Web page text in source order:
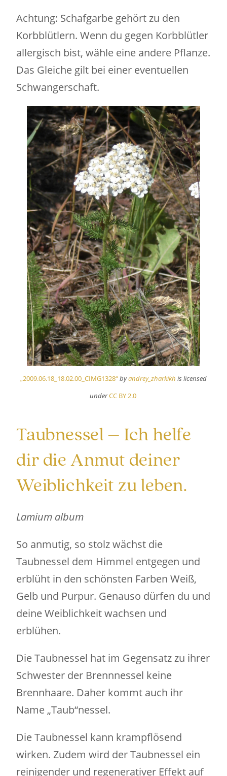
Achtung: Schafgarbe gehört zu den
Korbblütlern. Wenn du gegen Korbblütler
allergisch bist, wähle eine andere Pflanze.
Das Gleiche gilt bei einer eventuellen
Schwangerschaft.
„2009.06.18_18.02.00_CIMG1328“byandrey_zharkikh is licensed
underCC BY 2.0
Taubnessel – Ich helfe
dir die Anmut deiner
Weiblichkeit zu leben.
Lamium album
So anmutig, so stolz wächst die
Taubnessel dem Himmel entgegen und
erblüht in den schönsten Farben Weiß,
Gelb und Purpur. Genauso dürfen du und
deine Weiblichkeit wachsen und
erblühen.
Die Taubnessel hat im Gegensatz zu ihrer
Schwester der Brennnessel keine
Brennhaare. Daher kommt auch ihr
Name „Taub“nessel.
Die Taubnessel kann krampflösend
wirken. Zudem wird der Taubnessel ein
reinigender und regenerativer Effekt auf